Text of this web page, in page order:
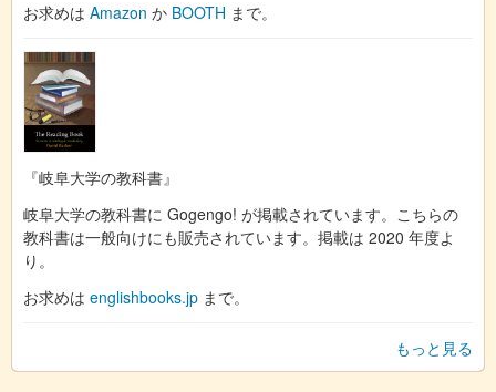
お求めは Amazon か BOOTH まで。
『岐阜大学の教科書』
岐阜大学の教科書に Gogengo! が掲載されています。こちらの
教科書は一般向けにも販売されています。掲載は 2020 年度よ
り。
お求めは englishbooks.jp まで。
もっと見る